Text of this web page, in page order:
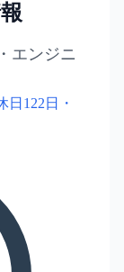
エンジニ
122日・